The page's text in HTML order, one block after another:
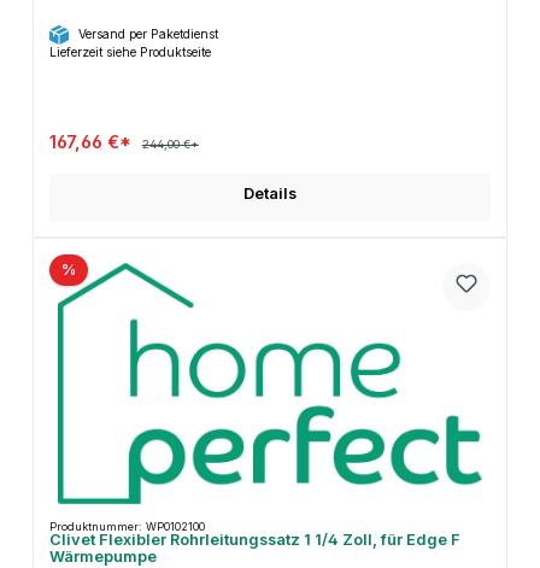
Versand per Paketdienst
Lieferzeit siehe Produktseite
167,66 €* 244,00 €*
Details
%
Produktnummer: WP0102100
Clivet Flexibler Rohrleitungssatz 1 1/4 Zoll, für Edge F
Wärmepumpe